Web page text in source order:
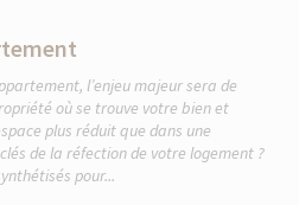
l’enjeu majeur sera de
où se trouve votre bien et
plus réduit que dans une
de la réfection de votre logement ?
pour...